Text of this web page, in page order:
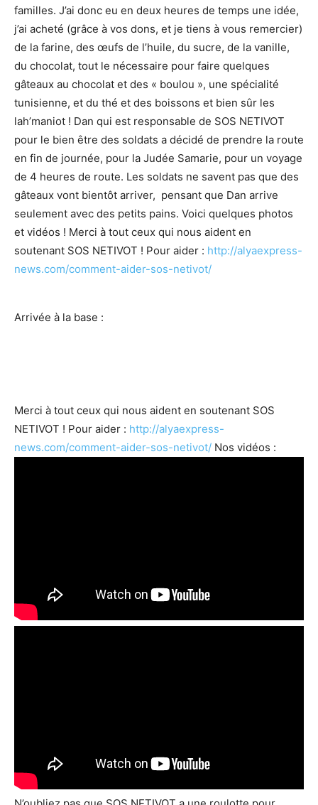
familles. J’ai donc eu en deux heures de temps une idée,
j’ai acheté (grâce à vos dons, et je tiens à vous remercier)
de la farine, des œufs de l’huile, du sucre, de la vanille,
du chocolat, tout le nécessaire pour faire quelques
gâteaux au chocolat et des « boulou », une spécialité
tunisienne, et du thé et des boissons et bien sûr les
lah’maniot ! Dan qui est responsable de SOS NETIVOT
pour le bien être des soldats a décidé de prendre la route
en fin de journée, pour la Judée Samarie, pour un voyage
de 4 heures de route. Les soldats ne savent pas que des
gâteaux vont bientôt arriver, pensant que Dan arrive
seulement avec des petits pains. Voici quelques photos
et vidéos ! Merci à tout ceux qui nous aident en
soutenant SOS NETIVOT ! Pour aider : http://alyaexpress-
news.com/comment-aider-sos-netivot/
Arrivée à la base :
Merci à tout ceux qui nous aident en soutenant SOS
NETIVOT ! Pour aider : http://alyaexpress-
news.com/comment-aider-sos-netivot/ Nos vidéos :